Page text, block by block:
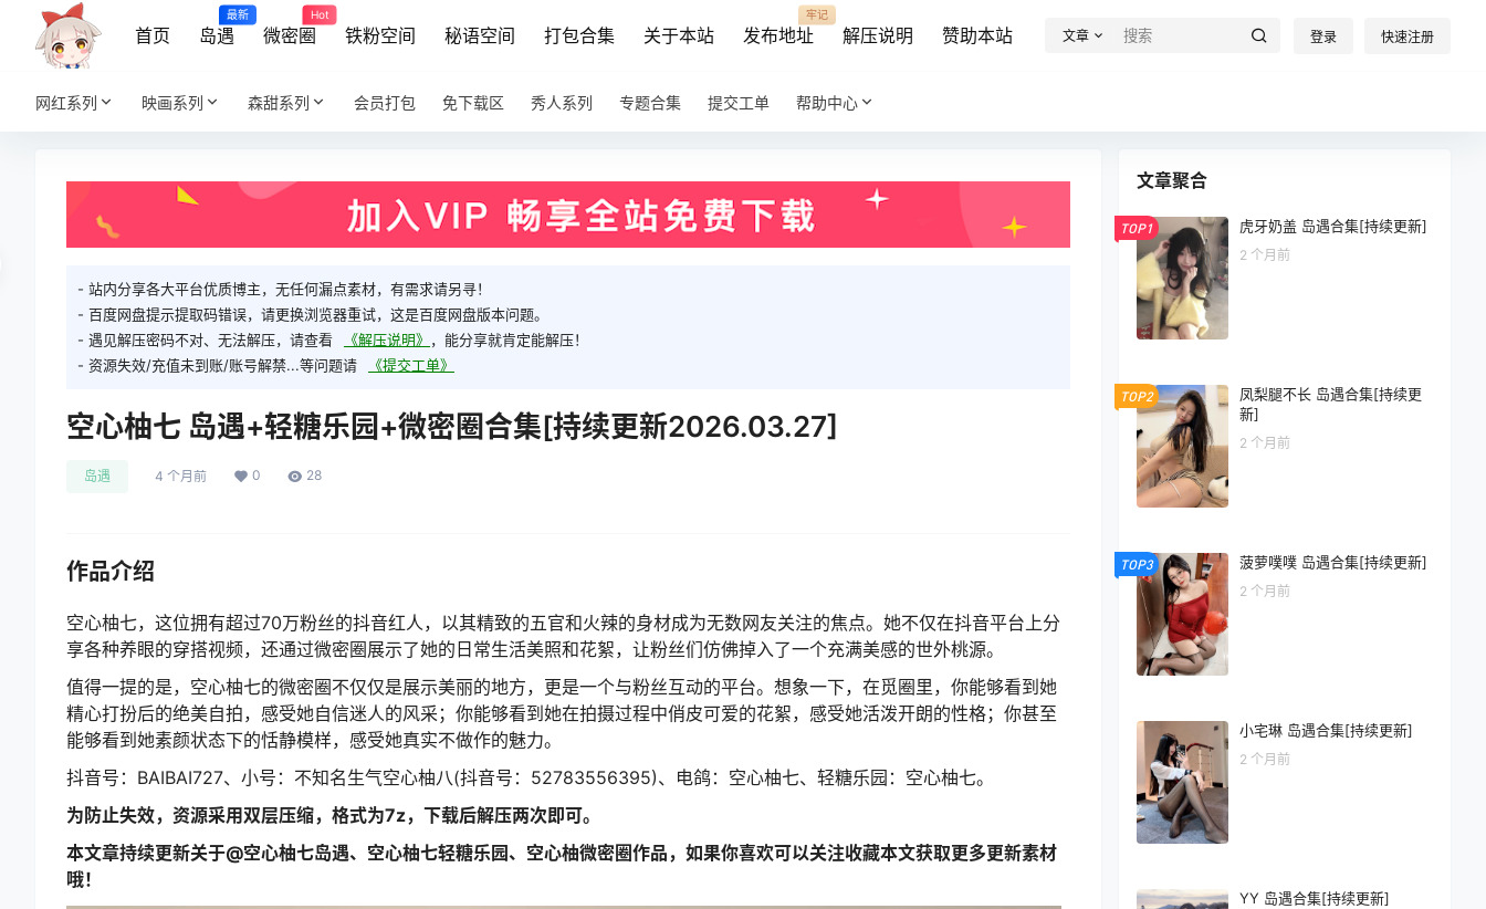
首页 岛遇
最新
微密圈
Hot
铁粉空间 秘语空间 打包合集 关于本站 发布地址
牢记
解压说明 赞助本站 文章 登录 快速注册
网红系列 映画系列 森甜系列 会员打包 免下载区 秀人系列 专题合集 提交工单 帮助中心
- 站内分享各大平台优质博主，无任何漏点素材，有需求请另寻！
- 百度网盘提示提取码错误，请更换浏览器重试，这是百度网盘版本问题。
- 遇见解压密码不对、无法解压，请查看
《解压说明》 ，能分享就肯定能解压！
- 资源失效/充值未到账/账号解禁...等问题请
《提交工单》
空心柚七 岛遇+轻糖乐园+微密圈合集[持续更新2026.03.27]
岛遇 4 个月前 0 28
作品介绍
空心柚七，这位拥有超过70万粉丝的抖音红人，以其精致的五官和火辣的身材成为无数网友关注的焦点。她不仅在抖音平台上分
享各种养眼的穿搭视频，还通过微密圈展示了她的日常生活美照和花絮，让粉丝们仿佛掉入了一个充满美感的世外桃源。
值得一提的是，空心柚七的微密圈不仅仅是展示美丽的地方，更是一个与粉丝互动的平台。想象一下，在觅圈里，你能够看到她
精心打扮后的绝美自拍，感受她自信迷人的风采；你能够看到她在拍摄过程中俏皮可爱的花絮，感受她活泼开朗的性格；你甚至
能够看到她素颜状态下的恬静模样，感受她真实不做作的魅力。
抖音号：BAIBAI727、小号：不知名生气空心柚八(抖音号：52783556395)、电鸽：空心柚七、轻糖乐园：空心柚七。
为防止失效，资源采用双层压缩，格式为7z，下载后解压两次即可。
本文章持续更新关于@空心柚七岛遇、空心柚七轻糖乐园、空心柚微密圈作品，如果你喜欢可以关注收藏本文获取更多更新素材
哦！
文章聚合
TOP1 虎牙奶盖 岛遇合集[持续更新]
2 个月前
TOP2
凤梨腿不长 岛遇合集[持续更
新]
2 个月前
TOP3 菠萝噗噗 岛遇合集[持续更新]
2 个月前
小宅琳 岛遇合集[持续更新]
2 个月前
YY 岛遇合集[持续更新]